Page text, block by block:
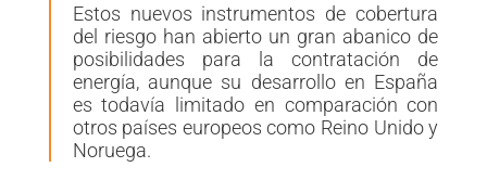
Estos nuevos instrumentos de cobertura
del riesgo han abierto un gran abanico de
posibilidades para la contratación de
energía, aunque su desarrollo en España
es todavía limitado en comparación con
otros países europeos como Reino Unido y
Noruega.